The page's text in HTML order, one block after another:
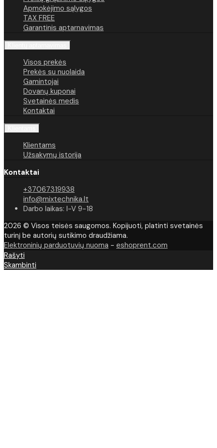
Apmokėjimo sąlygos
TAX FREE
Garantinis aptarnavimas
Visos prekės
Prekės su nuolaida
Gamintojai
Dovanų kuponai
Svetainės medis
Kontaktai
Klientams
Užsakymų istorija
Kontaktai
+37067319938
info@mixtechnika.lt
Darbo laikas: I-V 9-18
2026 © Visos teisės saugomos. Kopijuoti, platinti svetainės
turinį be autorių sutikimo draudžiama.
Elektroninių parduotuvių nuoma - eshoprent.com
Rašyti
Skambinti